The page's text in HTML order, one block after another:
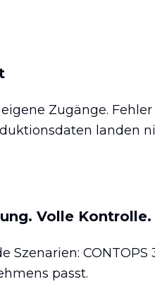
Zugänge.
landen
Volle Kontrolle.
Szenarien:
passt.